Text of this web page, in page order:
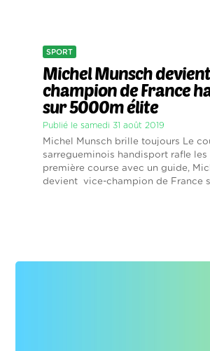
SPORT
Michel Munsch
champion de France
sur 5000m élite
Publié le samedi 31 août 2019
Michel Munsch brille toujours Le
sarregueminois handisport rafle les
première course avec un guide,
devient vice-champion de France